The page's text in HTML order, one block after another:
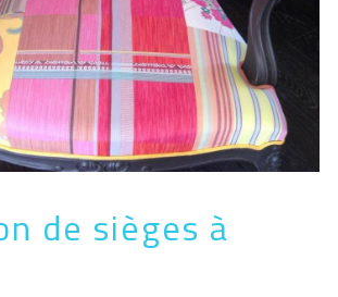
de sièges à